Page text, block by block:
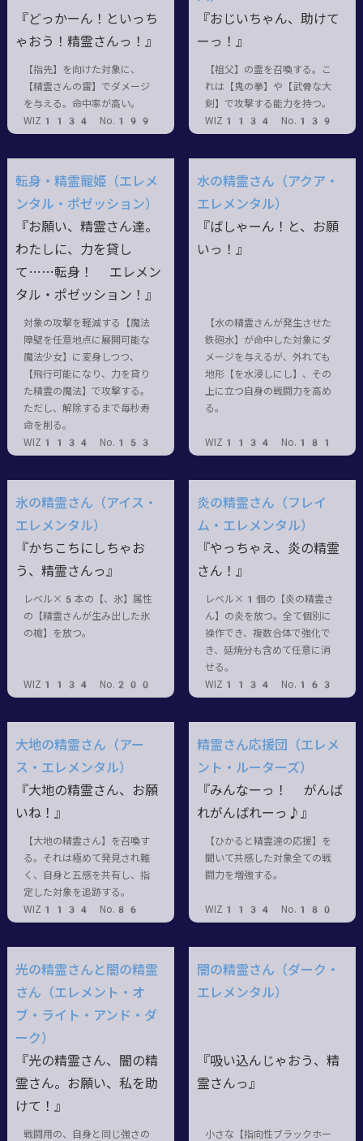
『どっかーん！といっち
ゃおう！精霊さんっ！』
【指先】を向けた対象に、
【精霊さんの雷】でダメージ
を与える。命中率が高い。
WIZ1134 No.199
『おじいちゃん、助けて
ーっ！』
【祖父】の霊を召喚する。こ
れは【鬼の拳】や【武骨な大
剣】で攻撃する能力を持つ。
WIZ1134 No.139
転身・精霊寵姫（エレメ
ンタル・ポゼッション）
『お願い、精霊さん達。
わたしに、力を貸し
て……転身！ エレメン
タル・ポゼッション！』
対象の攻撃を軽減する【魔法
障壁を任意地点に展開可能な
魔法少女】に変身しつつ、
【飛行可能になり、力を貸り
た精霊の魔法】で攻撃する。
ただし、解除するまで毎秒寿
命を削る。
WIZ1134 No.153
水の精霊さん（アクア・
エレメンタル）
『ばしゃーん！と、お願
いっ！』
【水の精霊さんが発生させた
鉄砲水】が命中した対象にダ
メージを与えるが、外れても
地形【を水浸しにし】、その
上に立つ自身の戦闘力を高め
る。
WIZ1134 No.181
氷の精霊さん（アイス・
エレメンタル）
『かちこちにしちゃお
う、精霊さんっ』
レベル×5本の【、氷】属性
の【精霊さんが生み出した氷
の槍】を放つ。
WIZ1134 No.200
炎の精霊さん（フレイ
ム・エレメンタル）
『やっちゃえ、炎の精霊
さん！』
レベル×1個の【炎の精霊さ
ん】の炎を放つ。全て個別に
操作でき、複数合体で強化で
き、延焼分も含めて任意に消
せる。
WIZ1134 No.163
大地の精霊さん（アー
ス・エレメンタル）
『大地の精霊さん、お願
いね！』
【大地の精霊さん】を召喚す
る。それは極めて発見され難
く、自身と五感を共有し、指
定した対象を追跡する。
WIZ1134 No.86
精霊さん応援団（エレメ
ント・ルーターズ）
『みんなーっ！ がんば
れがんばれーっ♪』
【ひかると精霊達の応援】を
聞いて共感した対象全ての戦
闘力を増強する。
WIZ1134 No.180
光の精霊さんと闇の精霊
さん（エレメント・オ
ブ・ライト・アンド・ダ
ーク）
『光の精霊さん、闇の精
霊さん。お願い、私を助
けて！』
戦闘用の、自身と同じ強さの
闇の精霊さん（ダーク・
エレメンタル）
『吸い込んじゃおう、精
霊さんっ』
小さな【指向性ブラックホー